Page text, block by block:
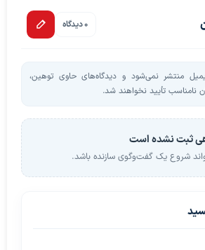
0 دیدگاه
منتشر نمی‌شود و دیدگاه‌های حاوی توهین،
نامناسب تأیید نخواهند شد.
ثبت نشده است
شروع یک گفت‌وگوی سازنده باشد.